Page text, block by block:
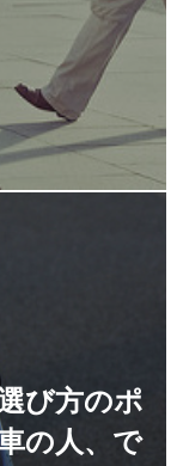
び方のポ
の人、で